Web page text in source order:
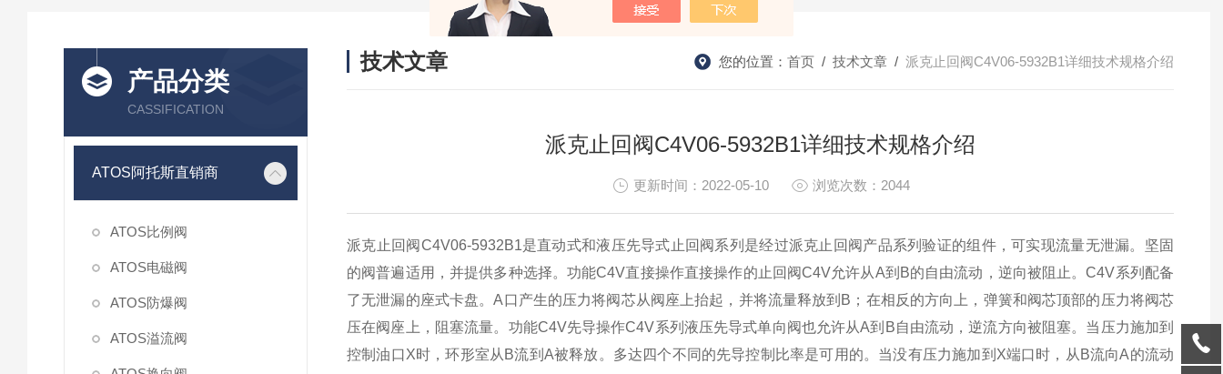
产品分类
CASSIFICATION
ATOS阿托斯直销商
ATOS比例阀
ATOS电磁阀
ATOS防爆阀
ATOS溢流阀
技术文章 您的位置： 首页 / 技术文章 / 派克止回阀C4V06-5932B1详细技术规格介绍
派克止回阀C4V06-5932B1详细技术规格介绍
更新时间：2022-05-10 浏览次数：2044
派克止回阀C4V06-5932B1是直动式和液压先导式止回阀系列是经过派克止回阀产品系列验证的组件，可实现流量无泄漏。坚固
的阀普遍适用，并提供多种选择。功能C4V直接操作直接操作的止回阀C4V允许从A到B的自由流动，逆向被阻止。C4V系列配备
了无泄漏的座式卡盘。A口产生的压力将阀芯从阀座上抬起，并将流量释放到B；在相反的方向上，弹簧和阀芯顶部的压力将阀芯
压在阀座上，阻塞流量。 功能C4V先导操作C4V系列液压先导式单向阀也允许从A到B自由流动，逆流方向被阻塞。当压力施加到
控制油口X时，环形室从B流到A被释放。多达四个不同的先导控制比率是可用的。 当没有压力施加到X端口时，从B流向A的流动